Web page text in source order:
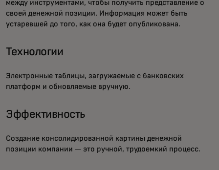
между инструментами, чтобы получить представление о
своей денежной позиции. Информация может быть
устаревшей до того, как она будет опубликована.
Технологии
Электронные таблицы, загружаемые с банковских
платформ и обновляемые вручную.
Эффективность
Создание консолидированной картины денежной
позиции компании — это ручной, трудоемкий процесс.